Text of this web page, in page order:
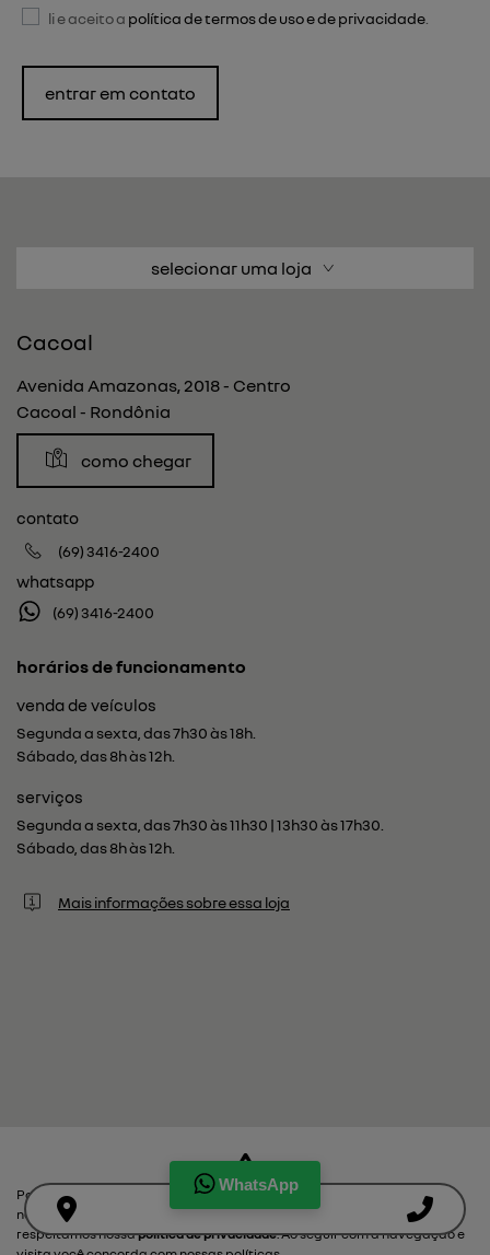
WhatsApp
li e aceito a política de termos de uso e de privacidade
entrar em contato
selecionar uma loja
Cacoal
Avenida Amazonas, 2018 - Centro
Cacoal - Rondônia
como chegar
contato
(69) 3416-2400
whatsapp
(69) 3416-2400
horários de funcionamento
venda de veículos
Segunda a sexta, das 7h30 às 18h.
Sábado, das 8h às 12h.
serviços
Segunda a sexta, das 7h30 às 11h30 | 13h30 às 17h30.
Sábado, das 8h às 12h.
Mais informações sobre essa loja
Para otimizar sua experiência durante a navegação, fazemos uso de
nossa política de cookies e para proteger seus dados pessoais
respeitamos nossapolítica de privacidade. Ao seguir com a navegação e